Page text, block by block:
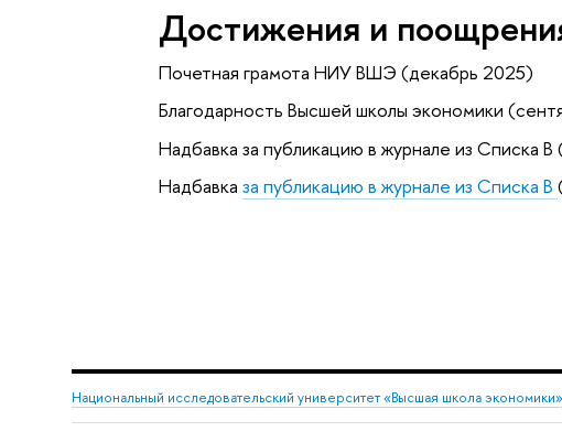
Достижения и
Почетная грамота НИУ ВШЭ (декабрь 2025)
Благодарность Высшей школы экономики
Надбавка за публикацию в журнале из Списка B
Надбавказа публикацию в журнале из Списка B
Национальный исследовательский университет «Высшая школа экономики»